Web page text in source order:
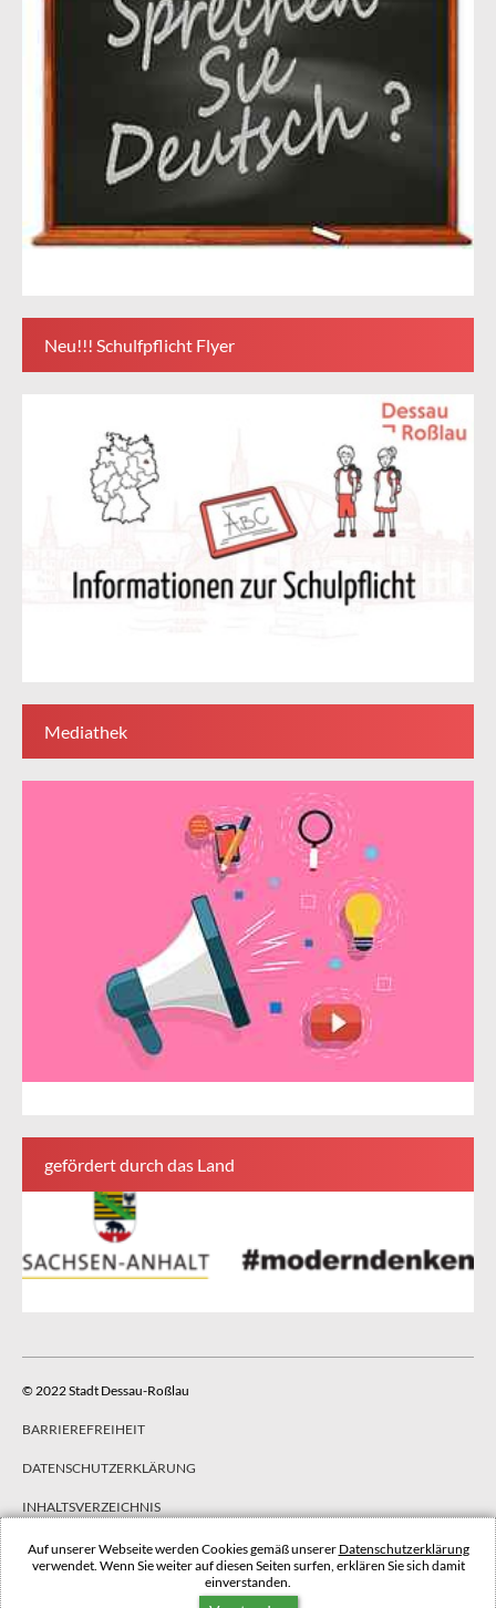
Auf unserer Webseite werden Cookies gemäß unserer Datenschutzerklärung
verwendet. Wenn Sie weiter auf diesen Seiten surfen, erklären Sie sich damit
einverstanden.
Neu!!! Schulfpflicht Flyer
Mediathek
gefördert durch das Land
© 2022 Stadt Dessau-Roßlau
BARRIEREFREIHEIT
DATENSCHUTZERKLÄRUNG
INHALTSVERZEICHNIS
IMPRESSUM
NACH OBEN